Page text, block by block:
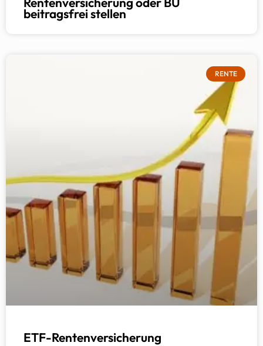
beitragsfrei stellen
RENTE
ETF-Rentenversicherung